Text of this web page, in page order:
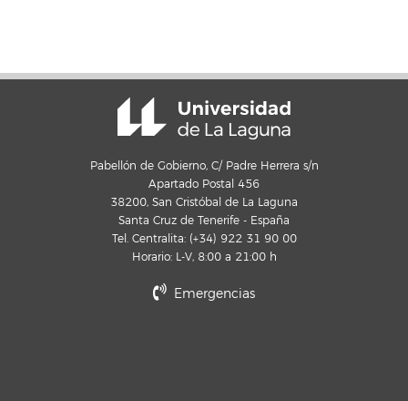
Pabellón de Gobierno, C/ Padre Herrera s/n
Apartado Postal 456
38200, San Cristóbal de La Laguna
Santa Cruz de Tenerife - España
Tel. Centralita: (+34) 922 31 90 00
Horario: L-V, 8:00 a 21:00 h
Emergencias